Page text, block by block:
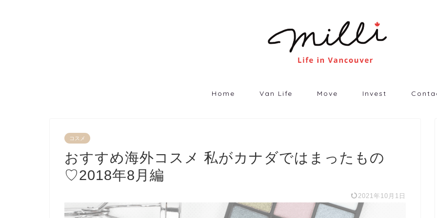
Home Van Life Move Invest
コスメ
おすすめ海外コスメ 私がカナダではまったもの
♡2018年8月編
2021年10月1日